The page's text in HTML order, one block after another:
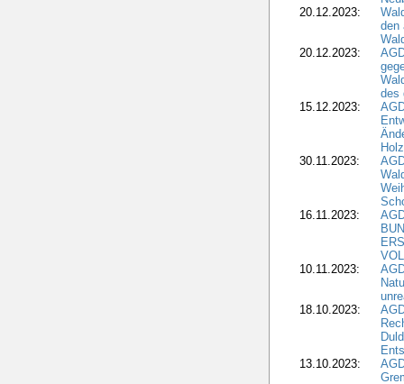
20.12.2023:
den
20.12.2023:
des
15.12.2023:
30.11.2023:
16.11.2023:
10.11.2023:
18.10.2023:
13.10.2023: